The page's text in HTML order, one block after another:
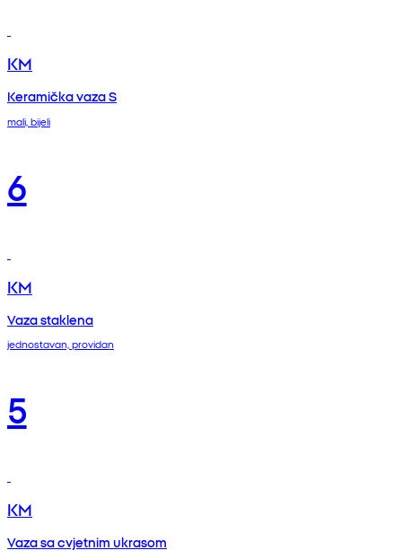
KM
Keramička vaza S
mali, bijeli
6
KM
Vaza staklena
jednostavan, providan
5
KM
Vaza sa cvjetnim ukrasom